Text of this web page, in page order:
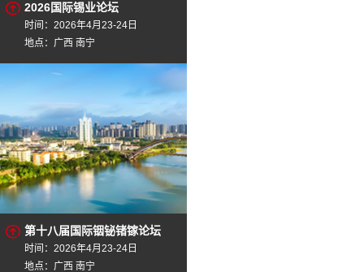
2026国际锡业论坛
时间：2026年4月23-24日
地点：广西 南宁
第十八届国际铟铋锗镓论坛
时间：2026年4月23-24日
地点：广西 南宁